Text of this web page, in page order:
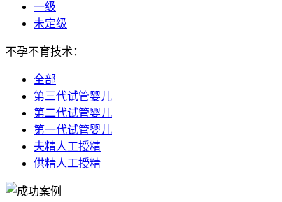
一级
未定级
不孕不育技术：
全部
第三代试管婴儿
第二代试管婴儿
第一代试管婴儿
夫精人工授精
供精人工授精